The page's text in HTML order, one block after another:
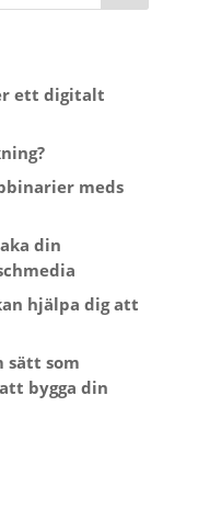
ett digitalt
meds
din
hjälpa dig att
sätt som
bygga din